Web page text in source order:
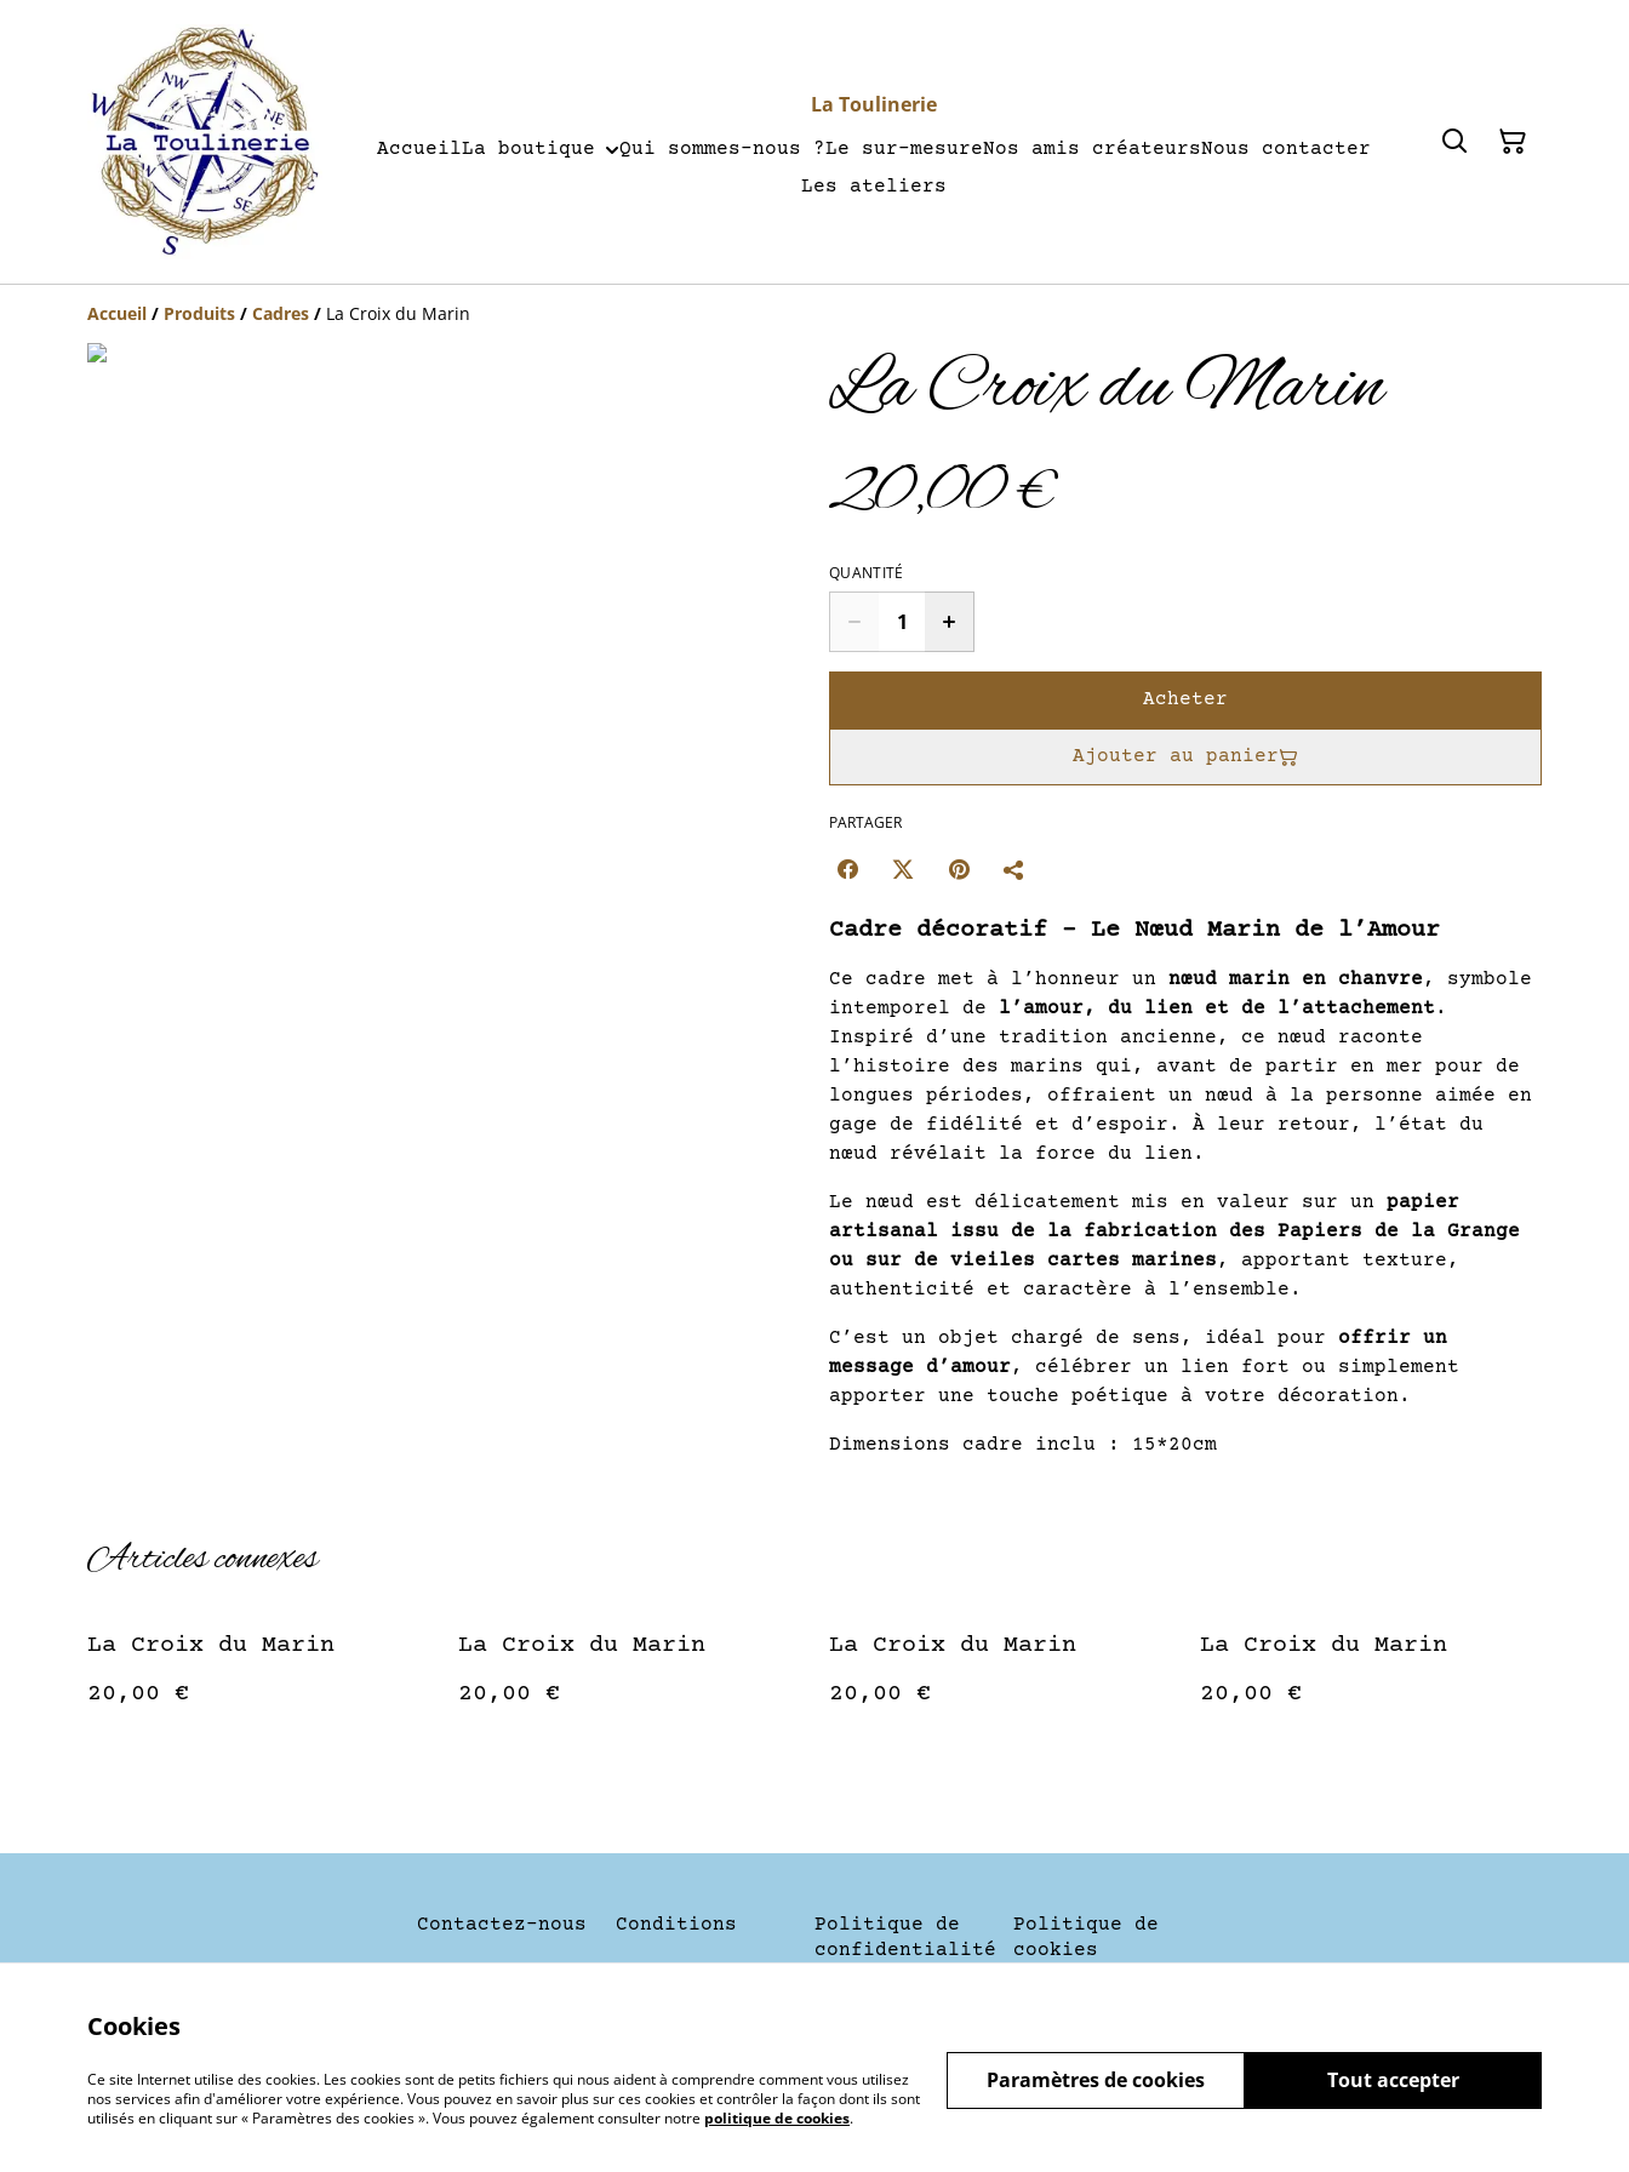
La Toulinerie
AccueilLa boutique Qui sommes-nous ?Le sur-mesureNos amis créateursNous contacter
Les ateliers
Accueil / Produits / Cadres / La Croix du Marin
La Croix du Marin
20,00 €
QUANTITÉ
Acheter
Ajouter au panier
PARTAGER
Cadre décoratif – Le Nœud Marin de l’Amour
Ce cadre met à l’honneur un nœud marin en chanvre, symbole
intemporel de l’amour, du lien et de l’attachement.
Inspiré d’une tradition ancienne, ce nœud raconte
l’histoire des marins qui, avant de partir en mer pour de
longues périodes, offraient un nœud à la personne aimée en
gage de fidélité et d’espoir. À leur retour, l’état du
nœud révélait la force du lien.
Le nœud est délicatement mis en valeur sur un papier
artisanal issu de la fabrication des Papiers de la Grange
ou sur de vieiles cartes marines , apportant texture,
authenticité et caractère à l’ensemble.
C’est un objet chargé de sens, idéal pour offrir un
message d’amour, célébrer un lien fort ou simplement
apporter une touche poétique à votre décoration.
Dimensions cadre inclu : 15*20cm
Articles connexes
La Croix du Marin
20,00 €
La Croix du Marin
20,00 €
La Croix du Marin
20,00 €
La Croix du Marin
20,00 €
Contactez-nous Conditions
Politique de
confidentialité
Politique de
cookies
©2026 La Toulinerie
Cookies
Ce site Internet utilise des cookies. Les cookies sont de petits fichiers qui nous aident à comprendre comment vous utilisez
nos services afin d'améliorer votre expérience. Vous pouvez en savoir plus sur ces cookies et contrôler la façon dont ils sont
utilisés en cliquant sur « Paramètres des cookies ». Vous pouvez également consulter notre politique de cookies.
Tout accepter
Paramètres de cookies